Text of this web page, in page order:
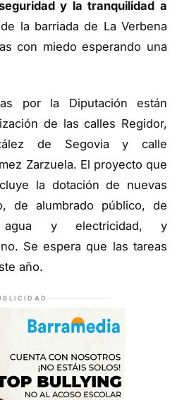
y la tranquilidad a
de la barriada de La Verbena
con miedo esperando una
por la Diputación están
de las calles Regidor,
de Segovia y calle
Zarzuela. El proyecto que
la dotación de nuevas
de alumbrado público, de
agua y electricidad, y
Se espera que las tareas
año.